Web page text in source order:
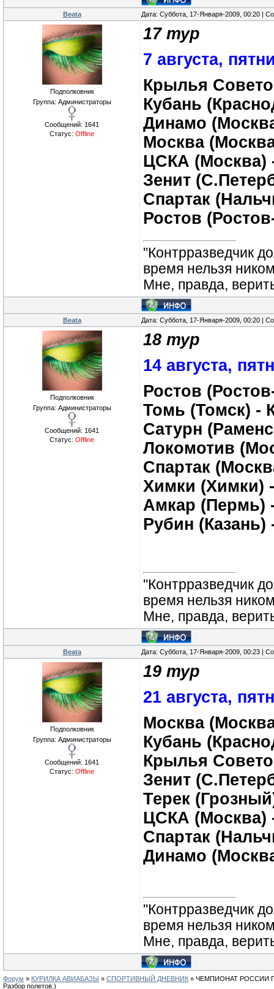
Beata Дата: Суббота, 17-Января-2009, 00:20 |
Подполковник
Группа: Администраторы
Сообщений: 1641
Статус: Offline
17 тур
7 августа,
Крылья
Кубань
Динамо
Москва
ЦСКА (Москва)
Зенит
Спартак
Ростов
"Контрразведчик
время нельзя
Мне, правда,
Beata Дата: Суббота, 17-Января-2009, 00:20 |
Подполковник
Группа: Администраторы
Сообщений: 1641
Статус: Offline
18 тур
14 августа,
Ростов
Томь (Томск) -
Сатурн
Локомотив
Спартак
Химки (Химки)
Амкар (Пермь)
Рубин (Казань)
"Контрразведчик
время нельзя
Мне, правда,
Beata Дата: Суббота, 17-Января-2009, 00:23 |
Подполковник
Группа: Администраторы
Сообщений: 1641
Статус: Offline
19 тур
21 августа,
Москва
Кубань
Крылья
Зенит
Терек
ЦСКА (Москва)
Спартак
Динамо
"Контрразведчик
время нельзя
Мне, правда,
Форум » КУРИЛКА АВИАБАЗЫ » СПОРТИВНЫЙ ДНЕВНИК » ЧЕМПИОНАТ РОССИИ
Разбор полетов.)